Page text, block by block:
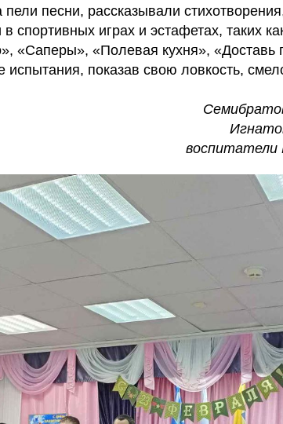
песни, рассказывали
в спортивных играх и эстафетах, таких
«Саперы», «Полевая кухня», «Доставь
испытания, показав свою ловкость,